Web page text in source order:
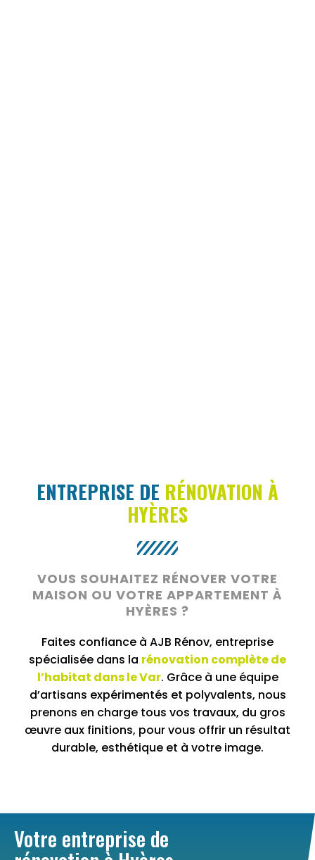
ENTREPRISE DE RÉNOVATION À
HYÈRES
VOUS SOUHAITEZ RÉNOVER VOTRE
MAISON OU VOTRE APPARTEMENT À
HYÈRES ?
Faites confiance à AJB Rénov, entreprise
spécialisée dans la rénovation complète de
l’habitat dans le Var. Grâce à une équipe
d’artisans expérimentés et polyvalents, nous
prenons en charge tous vos travaux, du gros
œuvre aux finitions, pour vous offrir un résultat
durable, esthétique et à votre image.
Votre entreprise de